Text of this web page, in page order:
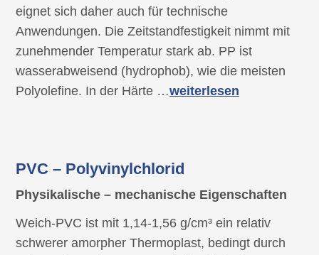
eignet sich daher auch für technische
Anwendungen. Die Zeitstandfestigkeit nimmt mit
zunehmender Temperatur stark ab. PP ist
wasserabweisend (hydrophob), wie die meisten
Polyolefine. In der Härte …weiterlesen
PVC – Polyvinylchlorid
Physikalische – mechanische Eigenschaften
Weich-PVC ist mit 1,14-1,56 g/cm³ ein relativ
schwerer amorpher Thermoplast, bedingt durch